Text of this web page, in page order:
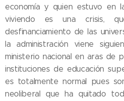
economía y quien estuvo en
viviendo es una crisis,
desfinanciamiento de las
la administración viene
ministerio nacional en aras de
instituciones de educación
es totalmente normal pues
neoliberal que ha quitado